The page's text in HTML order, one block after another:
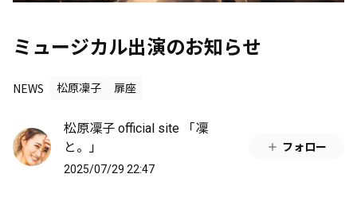
ミュージカル出演のお知らせ
NEWS 松原凜子 扉座
松原凜子 official site 「凜
と。」
2025/07/29 22:47
フォロー